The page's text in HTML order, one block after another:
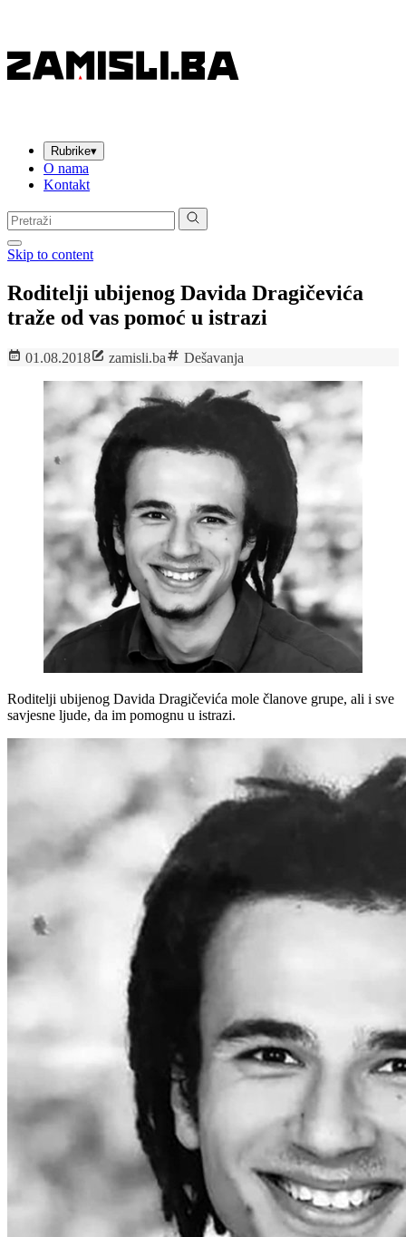
Rubrike▾
O nama
Kontakt
Pretraga:
Skip to content
Roditelji ubijenog Davida Dragičevića
traže od vas pomoć u istrazi
01.08.2018 zamisli.ba Dešavanja
Roditelji ubijenog Davida Dragičevića mole članove grupe, ali i sve
savjesne ljude, da im pomognu u istrazi.